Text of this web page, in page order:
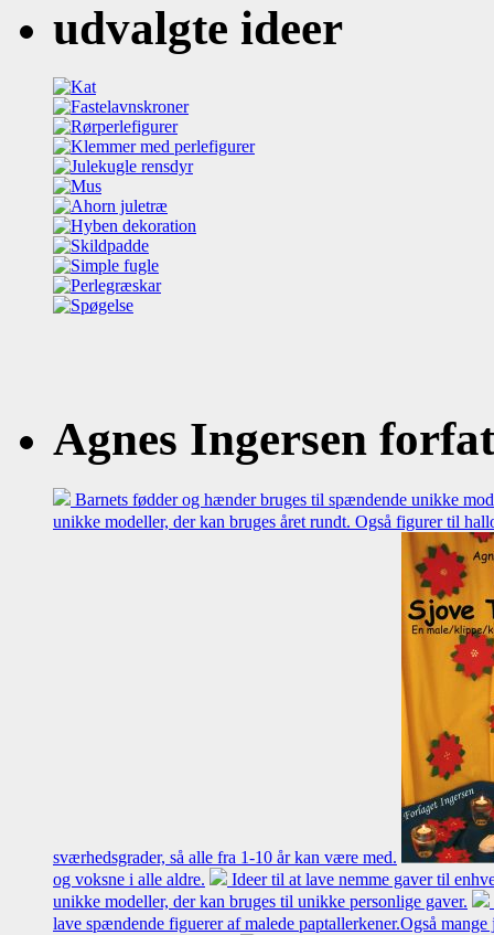
udvalgte ideer
Agnes Ingersen
Barnets fødder og hænder bruges til spændende unikke
unikke modeller, der kan bruges året rundt. Også figurer til
sværhedsgrader, så alle fra 1-10 år kan være med.
og voksne i alle aldre.
Ideer til at lave nemme gaver til
unikke modeller, der kan bruges til unikke personlige gaver.
lave spændende figuerer af malede paptallerkener.Også mange